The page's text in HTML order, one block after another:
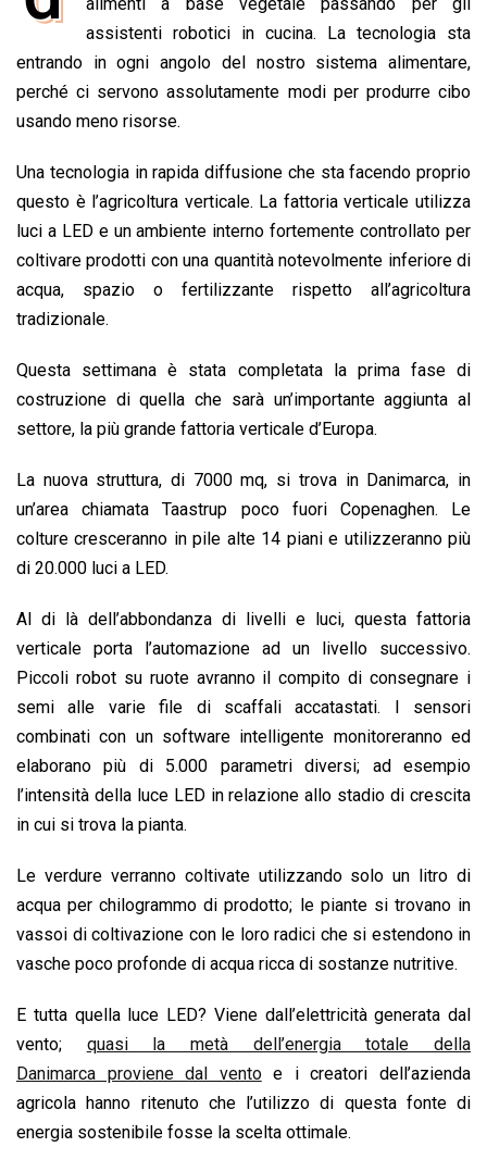
o
o
k
s
A
p
p
e
d
n
a
d
s
L
i
n
t
assistenti robotici in cucina. La tecnologia sta
entrando in ogni angolo del nostro sistema alimentare,
perché ci servono assolutamente modi per produrre cibo
usando meno risorse.
Una tecnologia in rapida diffusione che sta facendo proprio
questo è l’agricoltura verticale. La fattoria verticale utilizza
luci a LED e un ambiente interno fortemente controllato per
coltivare prodotti con una quantità notevolmente inferiore di
acqua, spazio o fertilizzante rispetto all’agricoltura
tradizionale.
Questa settimana è stata completata la prima fase di
costruzione di quella che sarà un’importante aggiunta al
settore, la più grande fattoria verticale d’Europa.
La nuova struttura, di 7000 mq, si trova in Danimarca, in
un’area chiamata Taastrup poco fuori Copenaghen. Le
colture cresceranno in pile alte 14 piani e utilizzeranno più
di 20.000 luci a LED.
Al di là dell’abbondanza di livelli e luci, questa fattoria
verticale porta l’automazione ad un livello successivo.
Piccoli robot su ruote avranno il compito di consegnare i
semi alle varie file di scaffali accatastati. I sensori
combinati con un software intelligente monitoreranno ed
elaborano più di 5.000 parametri diversi; ad esempio
l’intensità della luce LED in relazione allo stadio di crescita
in cui si trova la pianta.
Le verdure verranno coltivate utilizzando solo un litro di
acqua per chilogrammo di prodotto; le piante si trovano in
vassoi di coltivazione con le loro radici che si estendono in
vasche poco profonde di acqua ricca di sostanze nutritive.
E tutta quella luce LED? Viene dall’elettricità generata dal
vento; quasi la metà dell’energia totale della
Danimarca proviene dal ventoe i creatori dell’azienda
agricola hanno ritenuto che l’utilizzo di questa fonte di
energia sostenibile fosse la scelta ottimale.